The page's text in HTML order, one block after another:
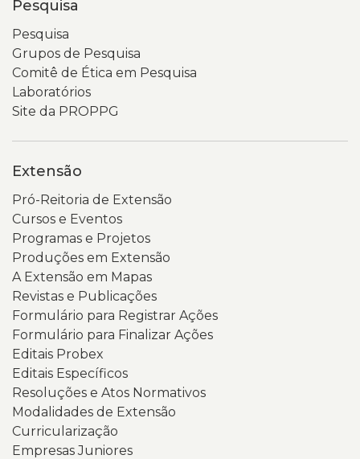
Pesquisa
Pesquisa
Grupos de Pesquisa
Comitê de Ética em Pesquisa
Laboratórios
Site da PROPPG
Extensão
Pró-Reitoria de Extensão
Cursos e Eventos
Programas e Projetos
Produções em Extensão
A Extensão em Mapas
Revistas e Publicações
Formulário para Registrar Ações
Formulário para Finalizar Ações
Editais Probex
Editais Específicos
Resoluções e Atos Normativos
Modalidades de Extensão
Curricularização
Empresas Juniores